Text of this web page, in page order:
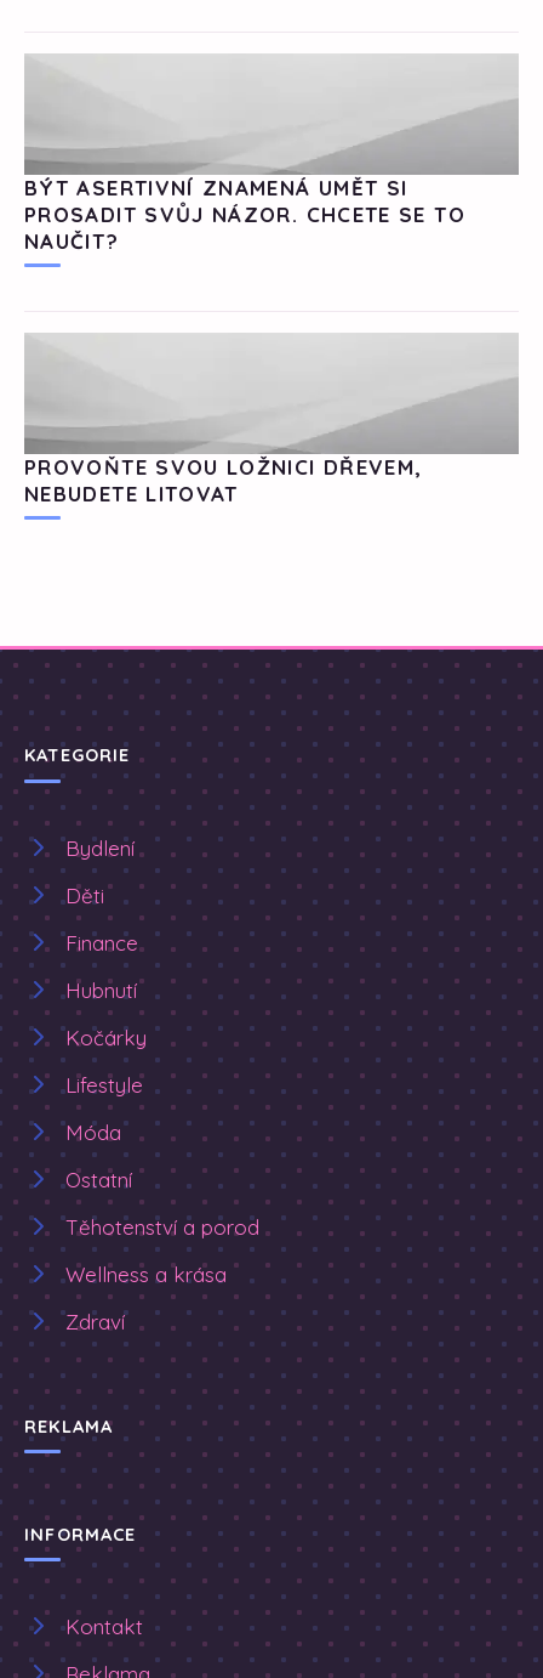
BÝT ASERTIVNÍ ZNAMENÁ UMĚT SI
PROSADIT SVŮJ NÁZOR. CHCETE SE TO
NAUČIT?
PROVOŇTE SVOU LOŽNICI DŘEVEM,
NEBUDETE LITOVAT
KATEGORIE
Bydlení
Děti
Finance
Hubnutí
Kočárky
Lifestyle
Móda
Ostatní
Těhotenství a porod
Wellness a krása
Zdraví
REKLAMA
INFORMACE
Kontakt